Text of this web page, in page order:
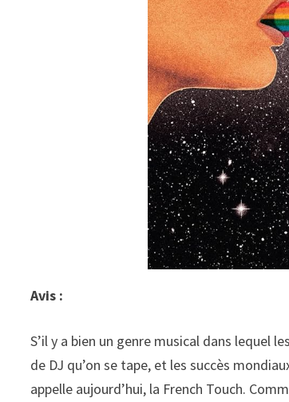
Avis :
S’il y a bien un genre musical dans lequel
de DJ qu’on se tape, et les succès
appelle aujourd’hui, la French Touch.